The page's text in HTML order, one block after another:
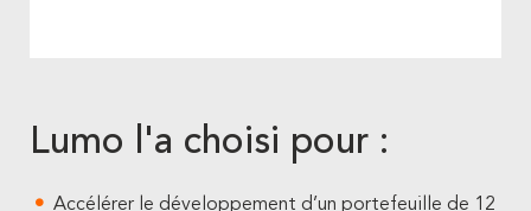
Lumo l'a choisi pour :
Accélérer le développement d’un portefeuille de 12